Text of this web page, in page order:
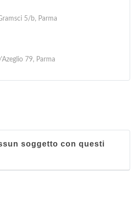
5/b, Parma
79, Parma
Parmasoggetto con questi